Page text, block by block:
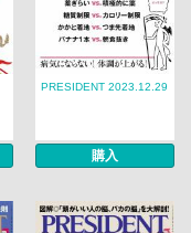
PRESIDENT 2023.12.29
購入